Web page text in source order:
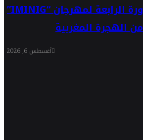
أكادير تحتضن الدورة الرابعة لمهرجان “IMINIG”
الهجرة المغربية
أغسطس 6, 2026